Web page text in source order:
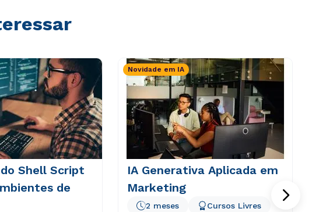
Shell Script
de
Novidade em IA
IA Generativa Aplicada em
Marketing
2 meses Cursos Livres